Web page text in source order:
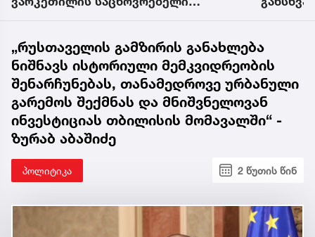
„რუსთაველის გამზირის განახლება
ნიშნავს ისტორიული მემკვიდრეობის
შენარჩუნებას, თანამედროვე ურბანული
გარემოს შექმნას და მნიშვნელოვან
ინვესტიციას თბილისის მომავალში“ -
ზურაბ აბაშიძე
პოლიტიკა 2 წუთის წინ